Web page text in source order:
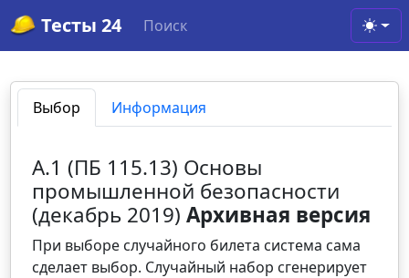
Тесты 24 Поиск
Выбор Информация
А.1 (ПБ 115.13) Основы
промышленной безопасности
(декабрь 2019)Архивная версия
При выборе случайного билета система сама
сделает выбор. Случайный набор сгенерирует